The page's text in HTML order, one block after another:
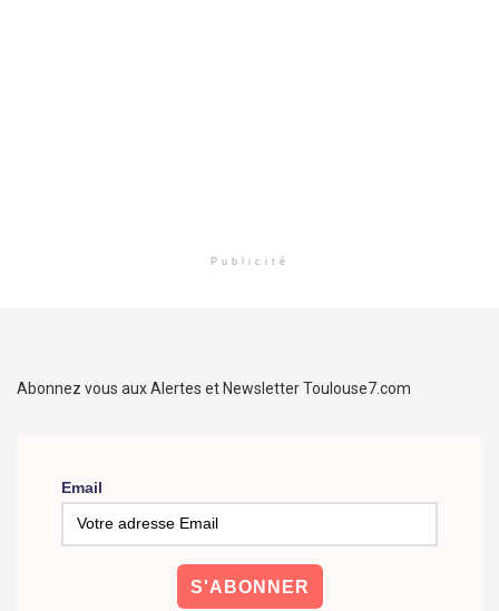
Publicité
Abonnez vous aux Alertes et Newsletter Toulouse7.com
Email